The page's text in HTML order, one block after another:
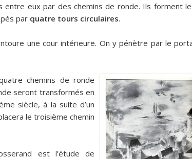
entre eux par des chemins de ronde. Ils forment
par quatre tours circulaires.
une cour intérieure. On y pénètre par le
chemins de ronde
seront transformés en
siècle, à la suite d’un
le troisième chemin
est l’étude de